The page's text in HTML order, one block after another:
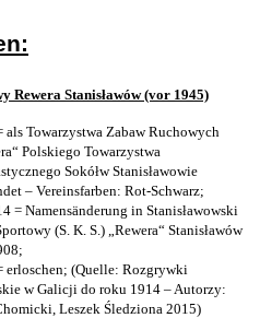
Rewera Stanisławów (vor 1945)
als Towarzystwa Zabaw Ruchowych
Polskiego Towarzystwa
Sokółw Stanisławowie
– Vereinsfarben: Rot-Schwarz;
= Namensänderung in Stanisławowski
(S. K. S.) „Rewera“ Stanisławów
erloschen; (Quelle: Rozgrywki
w Galicji do roku 1914 – Autorzy:
Leszek Śledziona 2015)